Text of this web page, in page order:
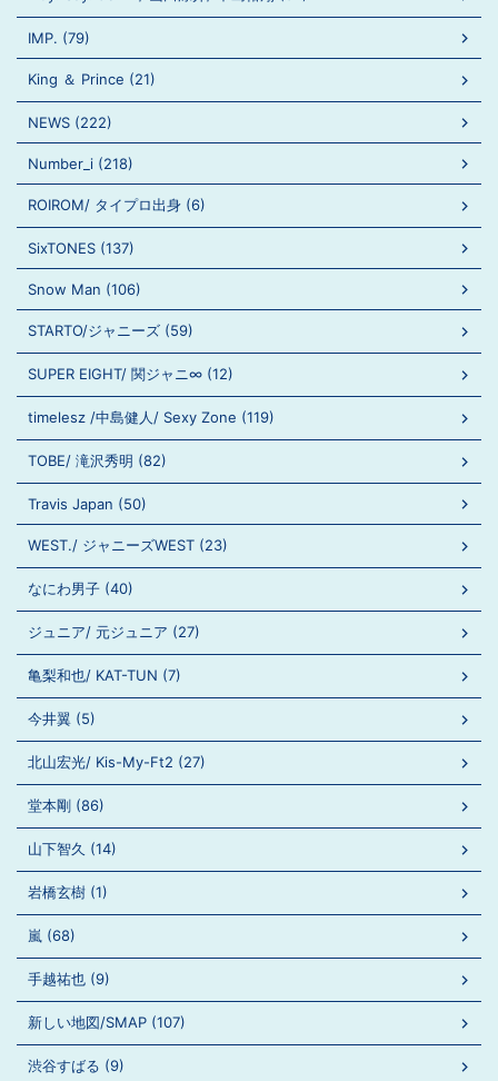
IMP. (79)
King ＆ Prince (21)
NEWS (222)
Number_i (218)
ROIROM/ タイプロ出身 (6)
SixTONES (137)
Snow Man (106)
STARTO/ジャニーズ (59)
SUPER EIGHT/ 関ジャニ∞ (12)
timelesz /中島健人/ Sexy Zone (119)
TOBE/ 滝沢秀明 (82)
Travis Japan (50)
WEST./ ジャニーズWEST (23)
なにわ男子 (40)
ジュニア/ 元ジュニア (27)
亀梨和也/ KAT-TUN (7)
今井翼 (5)
北山宏光/ Kis-My-Ft2 (27)
堂本剛 (86)
山下智久 (14)
岩橋玄樹 (1)
嵐 (68)
手越祐也 (9)
新しい地図/SMAP (107)
渋谷すばる (9)